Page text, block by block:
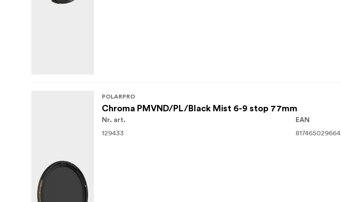
POLARPRO
Chroma PMVND/PL/Black Mist 6-9 stop 77mm
Nr. art.
129433
EAN
817465029664